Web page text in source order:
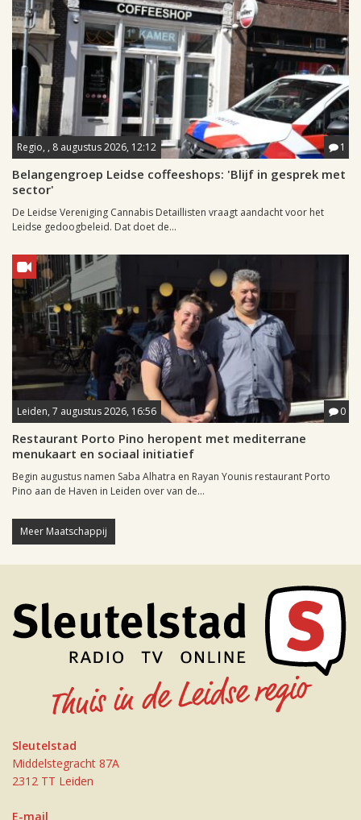
Regio, , 8 augustus 2026, 12:12 1
Belangengroep Leidse coffeeshops: 'Blijf in gesprek met
sector'
De Leidse Vereniging Cannabis Detaillisten vraagt aandacht voor het
Leidse gedoogbeleid. Dat doet de...
Leiden, 7 augustus 2026, 16:56 0
Restaurant Porto Pino heropent met mediterrane
menukaart en sociaal initiatief
Begin augustus namen Saba Alhatra en Rayan Younis restaurant Porto
Pino aan de Haven in Leiden over van de...
Meer Maatschappij
Sleutelstad
Middelstegracht 87A
2312 TT Leiden
E-mail